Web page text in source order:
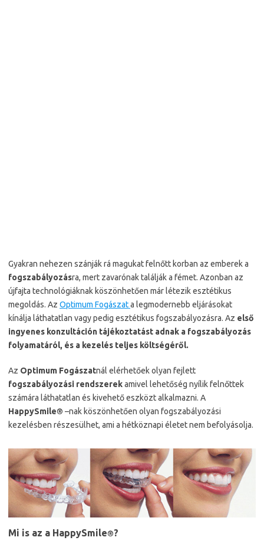
Gyakran nehezen szánják rá magukat felnőtt korban az emberek a
fogszabályozásra, mert zavarónak találják a fémet. Azonban az
újfajta technológiáknak köszönhetően már létezik esztétikus
megoldás. Az Optimum Fogászata legmodernebb eljárásokat
kínálja láthatatlan vagy pedig esztétikus fogszabályozásra. Az első
ingyenes konzultáción tájékoztatást adnak a fogszabályozás
folyamatáról, és a kezelés teljes költségéről.
Az Optimum Fogászatnál elérhetőek olyan fejlett
fogszabályozási rendszerekamivel lehetőség nyílik felnőttek
számára láthatatlan és kivehető eszközt alkalmazni. A
HappySmile® –nak köszönhetően olyan fogszabályozási
kezelésben részesülhet, ami a hétköznapi életet nem befolyásolja.
Mi is az a HappySmile®?